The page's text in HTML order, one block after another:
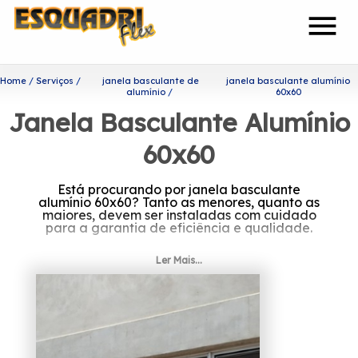
menu
Home Serviços
janela basculante de
alumínio
janela basculante alumínio
60x60
Janela Basculante Alumínio
60x60
Está procurando por janela basculante
alumínio 60x60? Tanto as menores, quanto as
maiores, devem ser instaladas com cuidado
para a garantia de eficiência e qualidade.
Escolha a melhor janela
basculante alumínio 60x60
Buscando sempre atender seus clientes da
melhor forma, a Esquadriflex é uma das
empresas mais capacitadas do setor de
esquadrias.
Ler Mais...